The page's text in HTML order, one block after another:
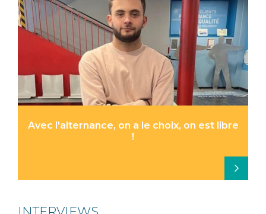
Avec l'alternance, on a le choix, on est libre
!